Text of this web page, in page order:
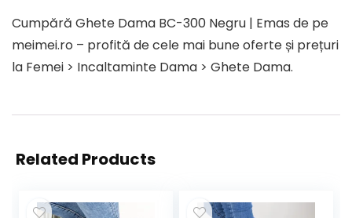
Cumpără Ghete Dama BC-300 Negru | Emas de pe
meimei.ro – profită de cele mai bune oferte și prețuri
la Femei > Incaltaminte Dama > Ghete Dama.
Related Products